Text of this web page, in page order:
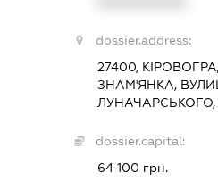
dossier.address:
27400,
ЗНАМ'ЯНКА,
ЛУНАЧАРСЬКОГО,
dossier.capital:
64 100 грн.